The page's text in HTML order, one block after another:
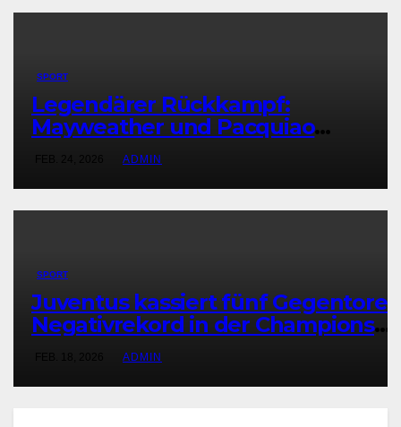
SPORT
Legendärer Rückkampf:
Mayweather und Pacquiao
vereinbaren Revanche
ADMIN
SPORT
Juventus kassiert fünf Gegentore
Negativrekord in der Champions
League
ADMIN